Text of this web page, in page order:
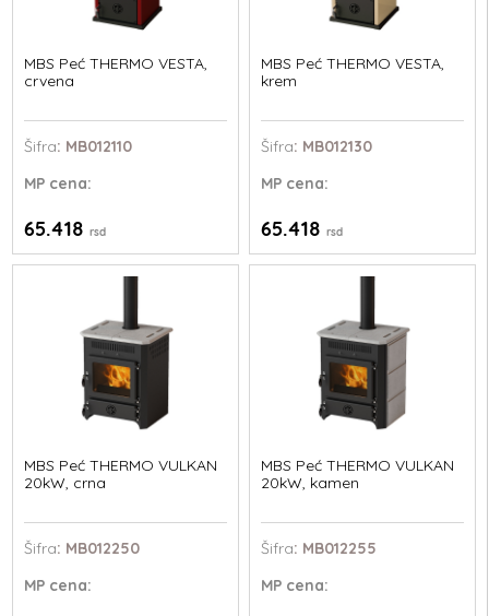
MBS Peć THERMO VESTA,
crvena
Šifra: MB012110
MP cena:
65.418rsd
MBS Peć THERMO VESTA,
krem
Šifra: MB012130
MPcena:
65.418 rsd
MBS Peć THERMO VULKAN
20kW, crna
Šifra: MB012250
MP cena:
MBS Peć THERMO VULKAN
20kW, kamen
Šifra: MB012255
MPcena: